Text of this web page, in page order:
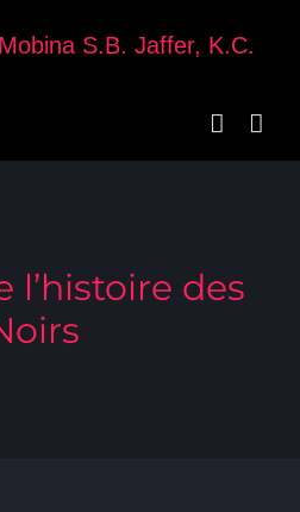
l’histoire des